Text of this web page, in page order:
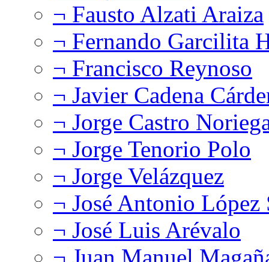
¬ Fausto Alzati Araiza
¬ Fernando Garcilita
¬ Francisco Reynoso
¬ Javier Cadena
¬ Jorge Castro
¬ Jorge Tenorio Polo
¬ Jorge Velázquez
¬ José Antonio López
¬ José Luis Arévalo
¬ Juan Manuel